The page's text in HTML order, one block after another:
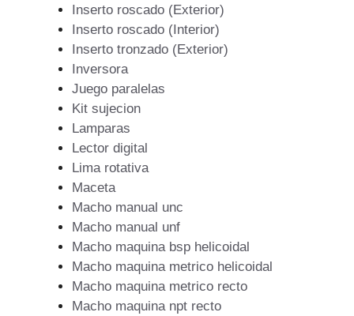
Inserto roscado (Exterior)
Inserto roscado (Interior)
Inserto tronzado (Exterior)
Inversora
Juego paralelas
Kit sujecion
Lamparas
Lector digital
Lima rotativa
Maceta
Macho manual unc
Macho manual unf
Macho maquina bsp helicoidal
Macho maquina metrico helicoidal
Macho maquina metrico recto
Macho maquina npt recto